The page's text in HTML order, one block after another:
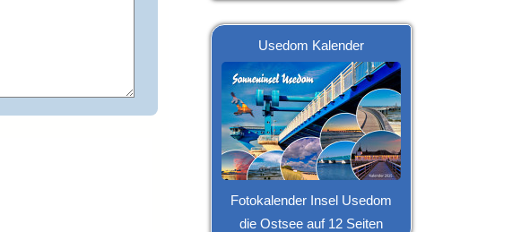
Usedom Kalender
Fotokalender Insel Usedom
die Ostsee auf 12 Seiten